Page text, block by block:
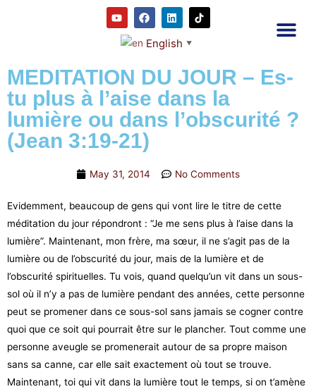
English ▼
MEDITATION DU JOUR – Es-
tu plus à l’aise dans la
lumière ou dans l’obscurité ?
(Jean 3:19-21)
May 31, 2014 No Comments
Evidemment, beaucoup de gens qui vont lire le titre de cette
méditation du jour répondront : “Je me sens plus à l’aise dans la
lumière”. Maintenant, mon frère, ma sœur, il ne s’agit pas de la
lumière ou de l’obscurité du jour, mais de la lumière et de
l’obscurité spirituelles. Tu vois, quand quelqu’un vit dans un sous-
sol où il n’y a pas de lumière pendant des années, cette personne
peut se promener dans ce sous-sol sans jamais se cogner contre
quoi que ce soit qui pourrait être sur le plancher. Tout comme une
personne aveugle se promenerait autour de sa propre maison
sans sa canne, car elle sait exactement où tout se trouve.
Maintenant, toi qui vit dans la lumière tout le temps, si on t’amène